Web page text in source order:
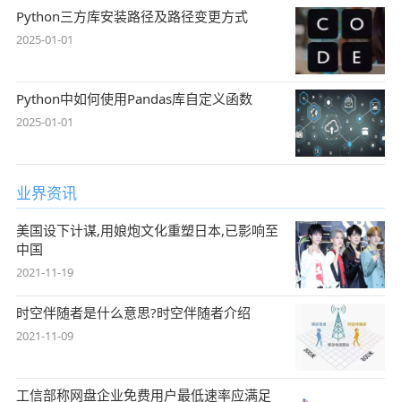
Python三方库安装路径及路径变更方式
2025-01-01
Python中如何使用Pandas库自定义函数
2025-01-01
业界资讯
美国设下计谋,用娘炮文化重塑日本,已影响至
中国
2021-11-19
时空伴随者是什么意思?时空伴随者介绍
2021-11-09
工信部称网盘企业免费用户最低速率应满足